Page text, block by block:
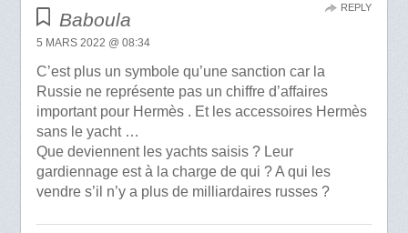
Baboula
5 MARS 2022 @ 08:34
C’est plus un symbole qu’une sanction car la
Russie ne représente pas un chiffre d’affaires
important pour Hermès . Et les accessoires Hermès
sans le yacht …
Que deviennent les yachts saisis ? Leur
gardiennage est à la charge de qui ? A qui les
vendre s’il n’y a plus de milliardaires russes ?
REPLY